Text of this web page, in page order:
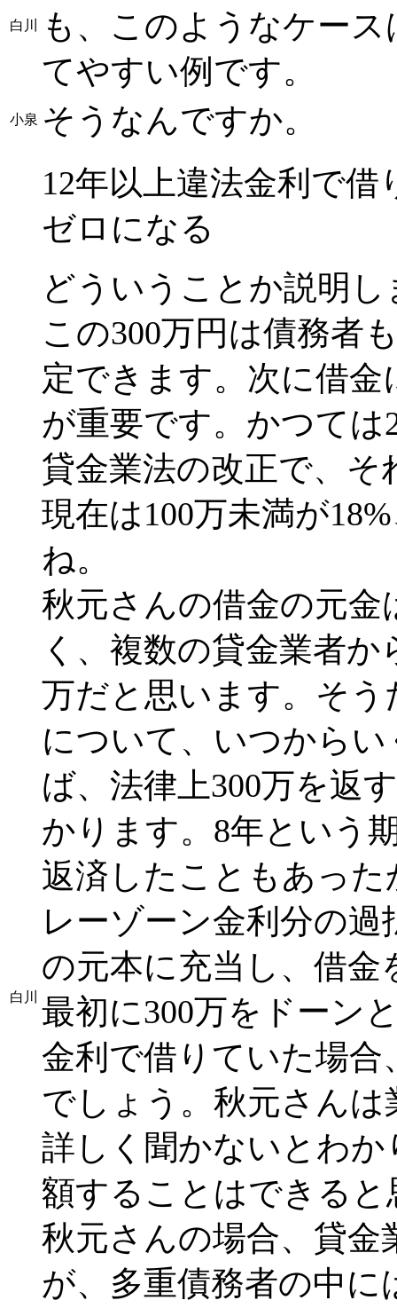
白川
も、このようなケー
てやすい例です。
小泉 そうなんですか。
白川
12年以上違法金利で
ゼロになる
どういうことか説明
この300万円は債務者
定できます。次に借
が重要です。かつては
貸金業法の改正で、そ
現在は100万未満が
ね。
秋元さんの借金の元金
く、複数の貸金業者
万だと思います。そ
について、いつから
ば、法律上300万を返
かります。8年という
返済したこともあっ
レーゾーン金利分の
の元本に充当し、借
最初に300万をドーン
金利で借りていた場
でしょう。秋元さん
詳しく聞かないとわ
額することはできると
秋元さんの場合、貸
が、多重債務者の中